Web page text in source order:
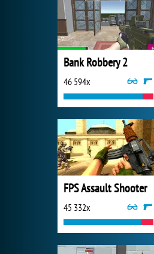
Bank Robbery 2
46 594x
FPS Assault Shooter
45 332x